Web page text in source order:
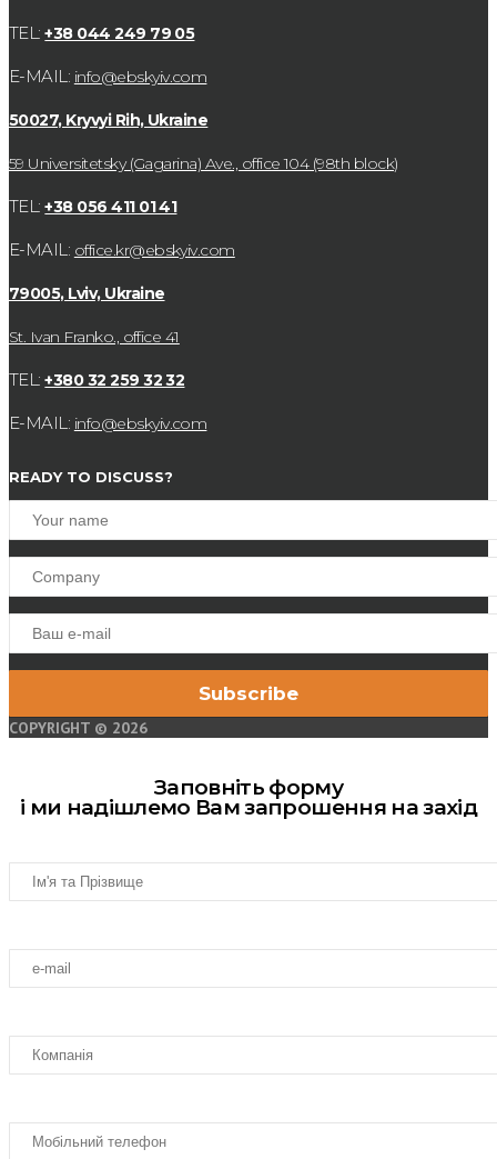
TEL:+38 044 249 79 05
E-MAIL: info@ebskyiv.com
50027, Kryvyi Rih, Ukraine
59 Universitetsky (Gagarina) Ave., office 104 (98th block)
TEL:+38 056 411 01 41
E-MAIL: office.kr@ebskyiv.com
79005, Lviv, Ukraine
St. Ivan Franko., office 41
TEL:+380 32 259 32 32
E-MAIL: info@ebskyiv.com
READY TO DISCUSS?
COPYRIGHT © 2026
Заповніть форму
і ми надішлемо Вам запрошення на захід